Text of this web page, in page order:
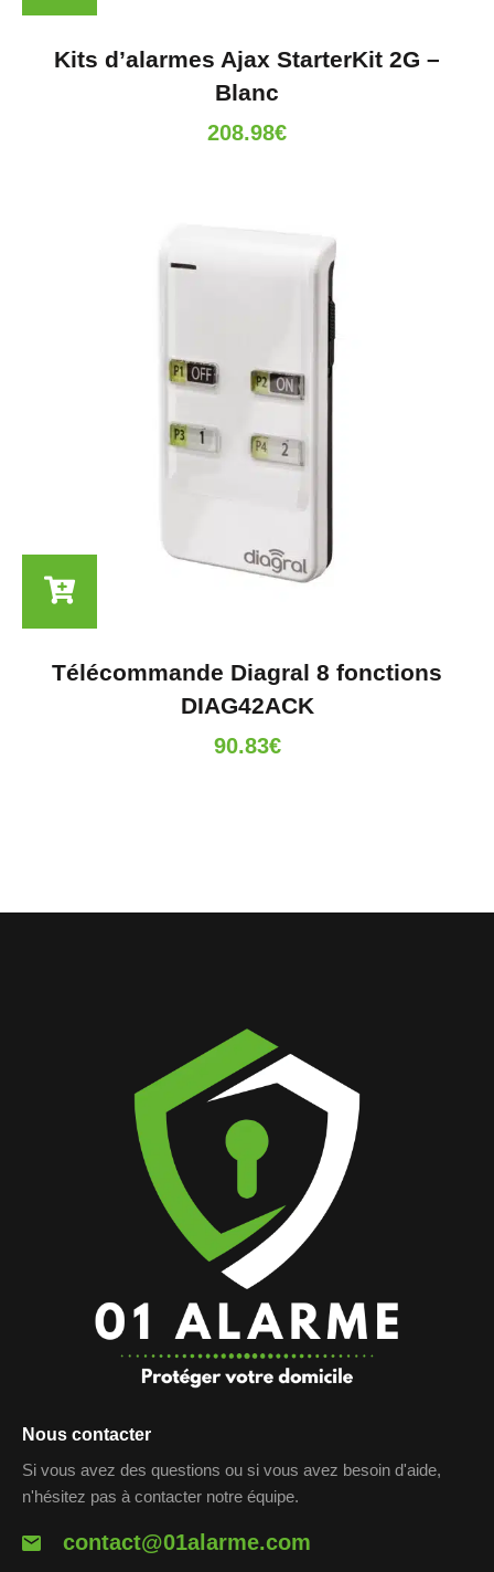
Kits d’alarmes Ajax StarterKit 2G –
Blanc
208.98€
Télécommande Diagral 8 fonctions
DIAG42ACK
90.83€
Nous contacter
Si vous avez des questions ou si vous avez besoin d'aide,
n'hésitez pas à contacter notre équipe.
contact@01alarme.com